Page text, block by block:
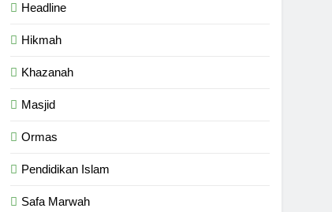
Headline
Hikmah
Khazanah
Masjid
Ormas
Pendidikan Islam
Safa Marwah